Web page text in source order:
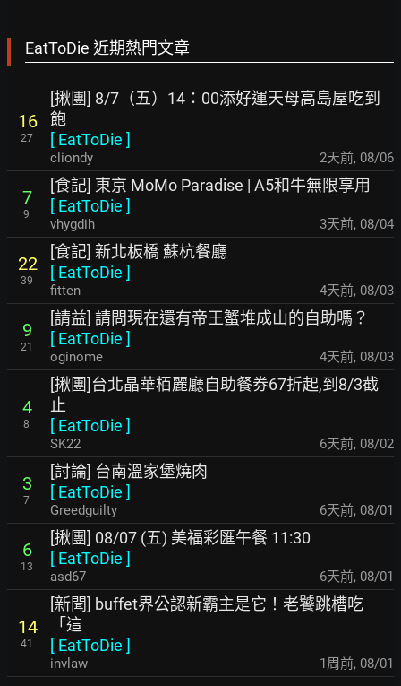
EatToDie 近期熱門文章
16
27
[揪團] 8/7（五）14：00添好運天母高島屋吃到
飽
[ EatToDie ]
cliondy 2天前, 08/06
7
9
[食記] 東京 MoMo Paradise | A5和牛無限享用
[ EatToDie ]
vhygdih 3天前, 08/04
22
39
[食記] 新北板橋 蘇杭餐廳
[ EatToDie ]
fitten 4天前, 08/03
9
21
[請益] 請問現在還有帝王蟹堆成山的自助嗎？
[ EatToDie ]
oginome 4天前, 08/03
4
8
[揪團]台北晶華栢麗廳自助餐券67折起,到8/3截
止
[ EatToDie ]
SK22 6天前, 08/02
3
7
[討論] 台南溫家堡燒肉
[ EatToDie ]
Greedguilty 6天前, 08/01
6
13
[揪團] 08/07 (五) 美福彩匯午餐 11:30
[ EatToDie ]
asd67 6天前, 08/01
14
41
[新聞] buffet界公認新霸主是它！老饕跳槽吃
「這
[ EatToDie ]
invlaw 1周前, 08/01